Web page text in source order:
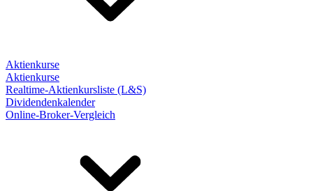
Aktienkurse
Aktienkurse
Realtime-Aktienkursliste (L&S)
Dividendenkalender
Online-Broker-Vergleich